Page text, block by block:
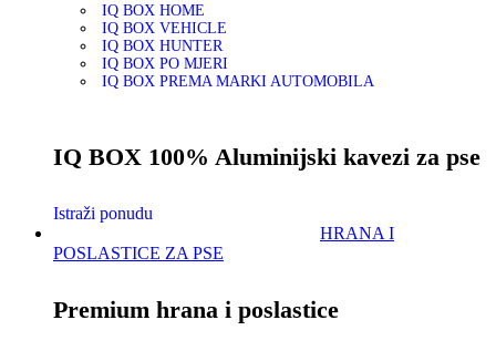
IQ BOX HOME
IQ BOX VEHICLE
IQ BOX HUNTER
IQ BOX PO MJERI
IQ BOX PREMA MARKI AUTOMOBILA
IQ BOX 100% Aluminijski kavezi za pse
Istraži ponudu
HRANA I
POSLASTICE ZA PSE
Premium hrana i poslastice